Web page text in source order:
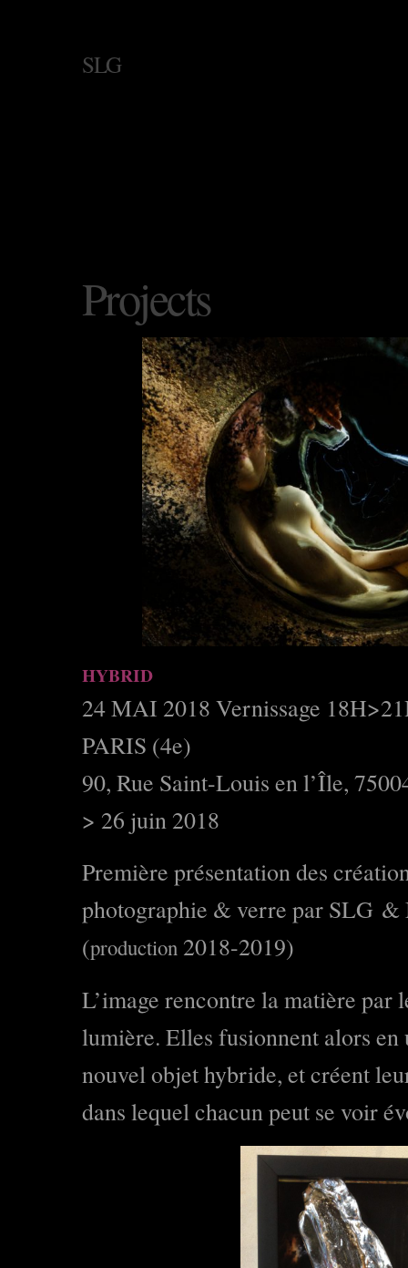
SLG
Projects
HYBRID
24 MAI 2018 Vernissage
PARIS (4e)
90, Rue Saint-Louis en l’Île,
> 26 juin 2018
Première présentation des
photographie & verre par SLG &
(production 2018-2019)
L’image rencontre la matière
lumière. Elles fusionnent alors en
nouvel objet hybride, et créent
dans lequel chacun peut se voir